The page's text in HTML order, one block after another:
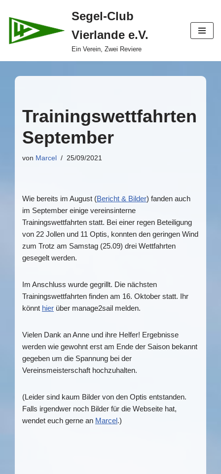
Zum
Inhalt
Segel-Club
Vierlande e.V.
Ein Verein, Zwei Reviere
Trainingswettfahrten
September
von Marcel 25/09/2021
Wie bereits im August (Bericht & Bilder) fanden auch
im September einige vereinsinterne
Trainingswettfahrten statt. Bei einer regen Beteiligung
von 22 Jollen und 11 Optis, konnten den geringen Wind
zum Trotz am Samstag (25.09) drei Wettfahrten
gesegelt werden.
Im Anschluss wurde gegrillt. Die nächsten
Trainingswettfahrten finden am 16. Oktober statt. Ihr
könnt hier über manage2sail melden.
Vielen Dank an Anne und ihre Helfer! Ergebnisse
werden wie gewohnt erst am Ende der Saison bekannt
gegeben um die Spannung bei der
Vereinsmeisterschaft hochzuhalten.
(Leider sind kaum Bilder von den Optis entstanden.
Falls irgendwer noch Bilder für die Webseite hat,
wendet euch gerne an Marcel.)